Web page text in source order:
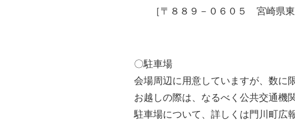
［〒８８９－０６０５ 宮崎県
〇駐車場
会場周辺に 用意していますが 、数に
お越しの際は 、なるべく 公共交通機
駐車場について
詳しくは門川町広